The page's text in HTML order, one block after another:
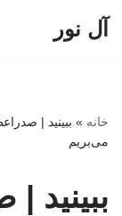
آل نور
خانه » ببینید |
می‌بریم
ببینید